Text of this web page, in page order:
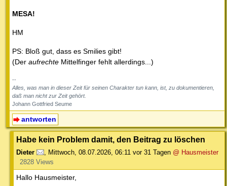
MESA!
HM
PS: Bloß gut, dass es Smilies gibt!
(Der aufrechte Mittelfinger fehlt allerdings...)
--
Alles, was man in dieser Zeit für seinen Charakter tun kann, ist, zu dokumentieren,
daß man nicht zur Zeit gehört.
Johann Gottfried Seume
antworten
Habe kein Problem damit, den Beitrag zu löschen
Dieter , Mittwoch, 08.07.2026, 06:11 vor 31 Tagen @ Hausmeister
2828 Views
Hallo Hausmeister,